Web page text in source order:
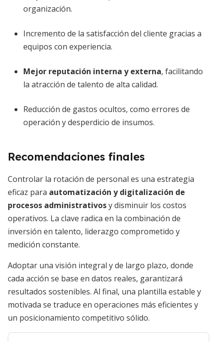
organización.
Incremento de la satisfacción del cliente gracias a
equipos con experiencia.
Mejor reputación interna y externa, facilitando
la atracción de talento de alta calidad.
Reducción de gastos ocultos, como errores de
operación y desperdicio de insumos.
Recomendaciones finales
Controlar la rotación de personal es una estrategia
eficaz para automatización y digitalización de
procesos administrativosy disminuir los costos
operativos. La clave radica en la combinación de
inversión en talento, liderazgo comprometido y
medición constante.
Adoptar una visión integral y de largo plazo, donde
cada acción se base en datos reales, garantizará
resultados sostenibles. Al final, una plantilla estable y
motivada se traduce en operaciones más eficientes y
un posicionamiento competitivo sólido.